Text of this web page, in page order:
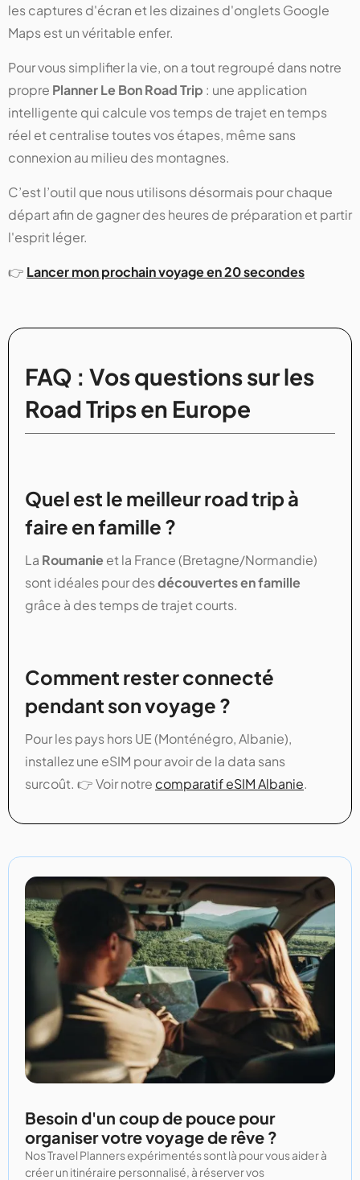
les captures d'écran et les dizaines d'onglets Google
Maps est un véritable enfer.
Pour vous simplifier la vie, on a tout regroupé dans notre
propre Planner Le Bon Road Trip : une application
intelligente qui calcule vos temps de trajet en temps
réel et centralise toutes vos étapes, même sans
connexion au milieu des montagnes.
C’est l’outil que nous utilisons désormais pour chaque
départ afin de gagner des heures de préparation et partir
l'esprit léger.
👉 Lancer mon prochain voyage en 20 secondes
FAQ : Vos questions sur les
Road Trips en Europe
Quel est le meilleur road trip à
faire en famille ?
La Roumanieet la France (Bretagne/Normandie)
sont idéales pour desdécouvertes en famille
grâce à des temps de trajet courts.
Comment rester connecté
pendant son voyage ?
Pour les pays hors UE (Monténégro, Albanie),
installez une eSIM pour avoir de la data sans
surcoût. 👉 Voir notre comparatif eSIM Albanie.
Besoin d'un coup de pouce pour
organiser votre voyage de rêve ?
Nos Travel Planners expérimentés sont là pour vous aider à
créer un itinéraire personnalisé, à réserver vos